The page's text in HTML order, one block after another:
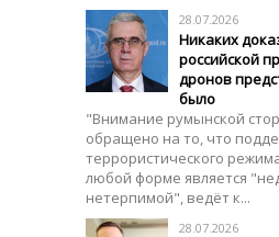
28.07.2026
Никаких
российской
дронов
было
"Внимание румынской
обращено на то, что
террористического
любой форме является
нетерпимой", ведёт к...
28.07.2026